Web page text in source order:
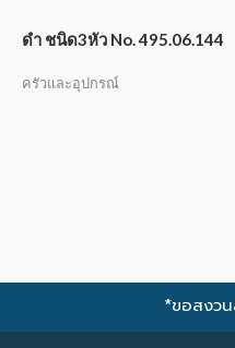
ดำ ชนิด3หัว No. 495.06.144
ครัวและอุปกรณ์
*ขอสงวน